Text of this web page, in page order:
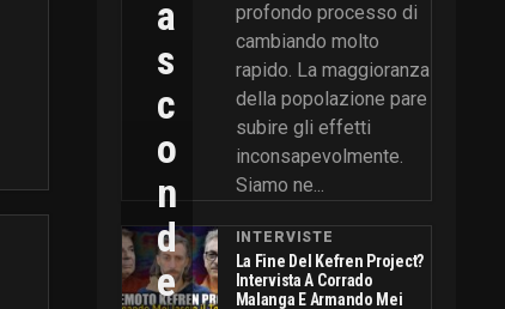
profondo processo di
cambiando molto
rapido. La maggioranza
della popolazione pare
subire gli effetti
inconsapevolmente.
Siamo ne...
INTERVISTE
La Fine Del Kefren Project?
Intervista A Corrado
Malanga E Armando Mei
A
S
C
O
N
D
E